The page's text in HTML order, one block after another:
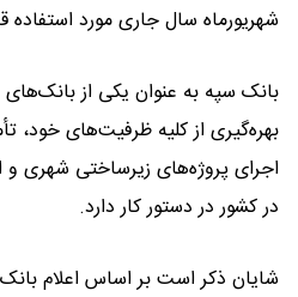
شهریورماه سال جاری مورد استفاده
بانک سپه به عنوان یکی از
بهره‌گیری از کلیه ظرفیت‌های خود،
اجرای پروژه‌های زیرساختی شهری
در کشور در دستور کار دارد.
شایان ذکر است بر اساس اعلام